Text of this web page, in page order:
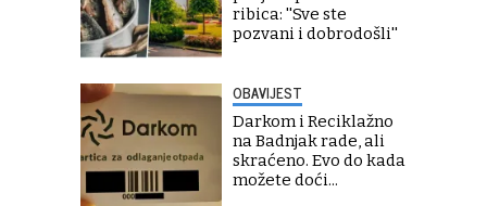
ribica: ''Sve ste
pozvani i dobrodošli''
OBAVIJEST
Darkom i Reciklažno
na Badnjak rade, ali
skraćeno. Evo do kada
možete doći...